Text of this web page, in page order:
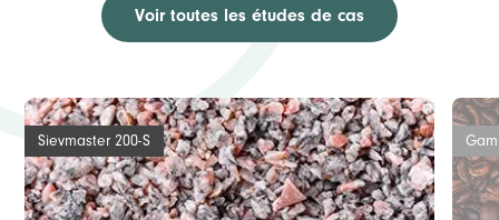
Voir toutes les études de cas
Sievmaster 200-S